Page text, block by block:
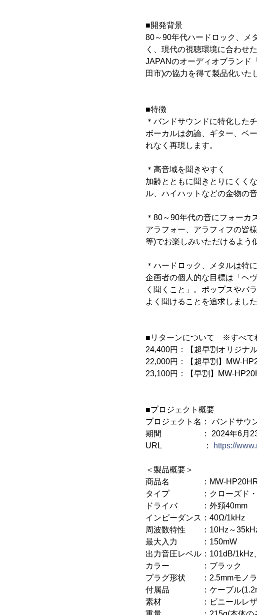
■開発背景
80～90年代ハードロック、メ
く、現代の視聴環境に合わせ
JAPANのオーディオブランド
田市)の協力を得て製品化いた
■特徴
＊バンドサウンドに特化した
ボーカルは勿論、ギター、ベ
れなく再現します。
＊高音域を聞きやすく
加齢とともに聞きとりにくく
ル、ハイハットなどの金物の
＊80～90年代の音にフォーカ
アラフォー、アラフィフの皆
等)でお楽しみいただけるよう
＊ハードロック、メタルは特
企画者の個人的な目標は「ヘ
く聞くこと」。ポップスやバ
よく聞けることを追求しました
■リターンについて ※すべて
24,400円：【超早割オリジナ
22,000円：【超早割】MW-
23,100円：【早割】MW-
■プロジェクト概要
プロジェクト名： バンドサウ
期間 ： 2024年6月23日(
URL ：
https://
＜製品概要＞
商品名 ：MW-
タイプ ：クローズド・エ
ドライバ ：外頚40mm
インピーダンス：40Ω/1kHz
周波数特性 ：10Hz～
最大入力 ：150mW
出力音圧レベル：101dB/1kHz
カラー ：ブラック
プラグ形状 ：2.5mmモノラ
付属品 ：ケーブル(1.2m)
素材 ：ビニールレザー